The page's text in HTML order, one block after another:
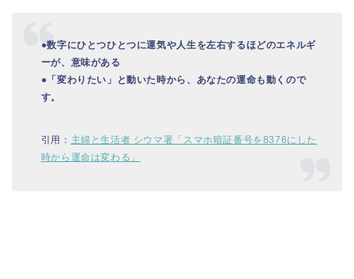
●数字にひとつひとつに運気や人生を左右するほどのエネルギ
ーが、意味がある
●「変わりたい」と動いた時から、あなたの運命も動くので
す。
引用： 主婦と生活者 シウマ署「スマホ暗証番号を8376にした
時から運命は変わる」